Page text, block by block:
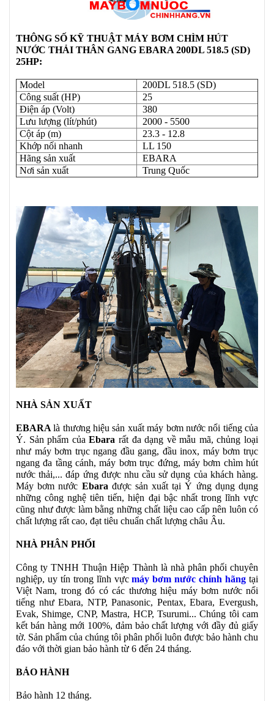
THÔNG SỐ KỸ THUẬT MÁY BƠM CHÌM HÚT
NƯỚC THẢI THÂN GANG EBARA 200DL 518.5 (SD)
25HP:
Model
200DL 518.5 (SD)
Công suất (HP)
25
Điện áp (Volt)
380
Lưu lượng (lít/phút)
2000 - 5500
Cột áp (m)
23.3 - 12.8
Khớp nối nhanh
LL 150
Hãng sản xuất
EBARA
Nơi sản xuất
Trung Quốc
NHÀ SẢN XUẤT
EBARAlà thương hiệu sản xuất máy bơm nước nổi tiếng của
Ý. Sản phẩm củaEbara rất đa dạng về mẫu mã, chủng loại
như máy bơm trục ngang đầu gang, đầu inox, máy bơm trục
ngang đa tầng cánh, máy bơm trục đứng, máy bơm chìm hút
nước thải,... đáp ứng được nhu cầu sử dụng của khách hàng.
Máy bơm nước Ebara được sản xuất tại Ý ứng dụng dụng
những công nghệ tiên tiến, hiện đại bậc nhất trong lĩnh vực
cũng như được làm bằng những chất liệu cao cấp nên luôn có
chất lượng rất cao, đạt tiêu chuẩn chất lượng châu Âu.
NHÀ PHÂN PHỐI
Công ty TNHH Thuận Hiệp Thành là nhà phân phối chuyên
nghiệp, uy tín trong lĩnh vựcmáy bơm nước chính hãng tại
Việt Nam, trong đó có các thương hiệu máy bơm nước nổi
tiếng như Ebara, NTP, Panasonic, Pentax, Ebara, Evergush,
Evak, Shimge, CNP, Mastra, HCP, Tsurumi... Chúng tôi cam
kết bán hàng mới 100%, đảm bảo chất lượng với đầy đủ giấy
tờ. Sản phẩm của chúng tôi phân phối luôn được bảo hành chu
đáo với thời gian bảo hành từ 6 đến 24 tháng.
BẢO HÀNH
Bảo hành 12 tháng.